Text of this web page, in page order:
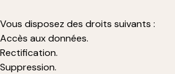
Vous disposez des droits suivants :
Accès aux données.
Rectification.
Suppression.